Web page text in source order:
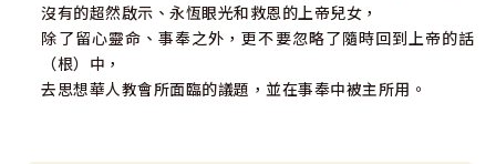
沒有的超然啟示、永恆眼光和救恩的上帝兒女，
除了留心靈命、事奉之外，更不要忽略了隨時回到上帝的話
（根）中，
去思想華人教會所面臨的議題，並在事奉中被主所用。